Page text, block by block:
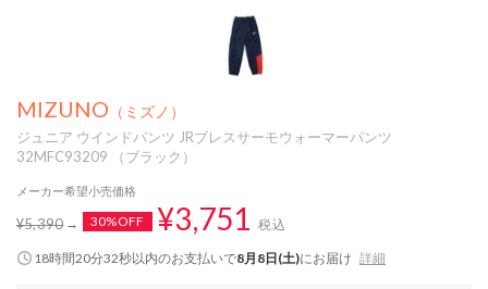
MIZUNO （ミズノ）
ジュニア ウインドパンツ JRブレスサーモウォーマーパンツ
32MFC93209 （ブラック）
メーカー希望小売価格
¥5,390 30%OFF ¥3,751 税込
18時間20分31秒以内のお支払いで8月8日(土)にお届け 詳細